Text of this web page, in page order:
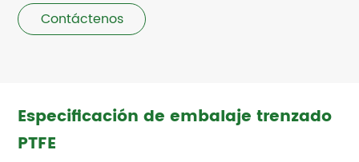
Contáctenos
Especificación de embalaje trenzado
PTFE